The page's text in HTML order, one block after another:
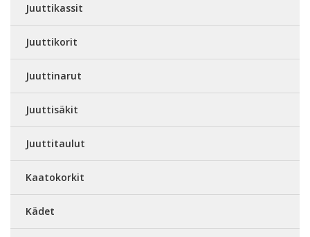
Juuttikassit
Juuttikorit
Juuttinarut
Juuttisäkit
Juuttitaulut
Kaatokorkit
Kädet